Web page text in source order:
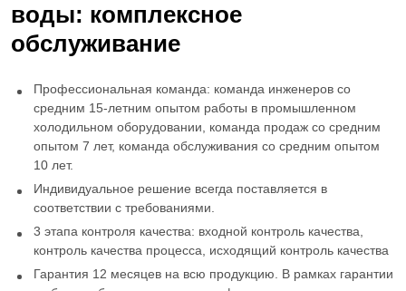
воды: комплексное
обслуживание
Профессиональная команда: команда инженеров со
средним 15-летним опытом работы в промышленном
холодильном оборудовании, команда продаж со средним
опытом 7 лет, команда обслуживания со средним опытом
10 лет.
Индивидуальное решение всегда поставляется в
соответствии с требованиями.
3 этапа контроля качества: входной контроль качества,
контроль качества процесса, исходящий контроль качества
Гарантия 12 месяцев на всю продукцию. В рамках гарантии